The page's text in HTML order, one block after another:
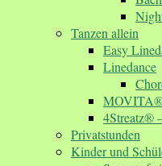
Tanzen allein
Easy
Linedance
4Streatz®
Privatstunden
Kinder und